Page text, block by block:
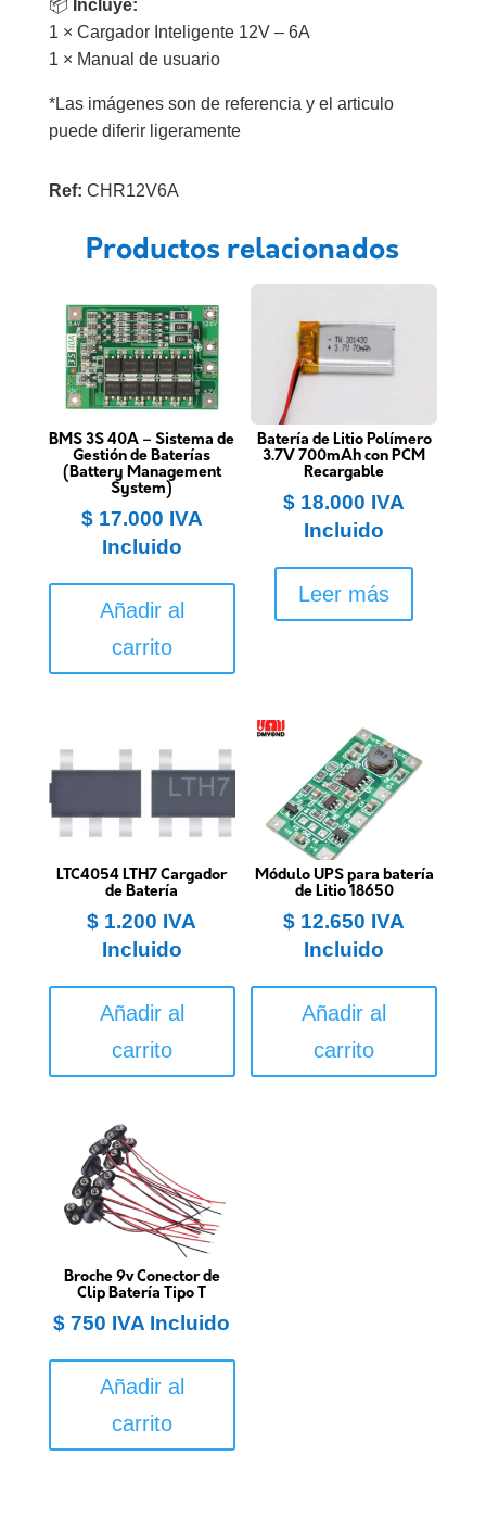
📦 Incluye:
1 × Cargador Inteligente 12V – 6A
1 × Manual de usuario
*Las imágenes son de referencia y el articulo
puede diferir ligeramente
Ref: CHR12V6A
Productos relacionados
BMS 3S 40A – Sistema de
Gestión de Baterías
(Battery Management
System)
$17.000 IVA
Incluido
Añadir al
carrito
Batería de Litio Polímero
3.7V 700mAh con PCM
Recargable
$ 18.000 IVA
Incluido
Leer más
LTC4054 LTH7 Cargador
de Batería
$ 1.200 IVA
Incluido
Añadir al
carrito
Módulo UPS para batería
de Litio 18650
$ 12.650 IVA
Incluido
Añadir al
carrito
Broche 9v Conector de
Clip Batería Tipo T
$ 750 IVA Incluido
Añadir al
carrito